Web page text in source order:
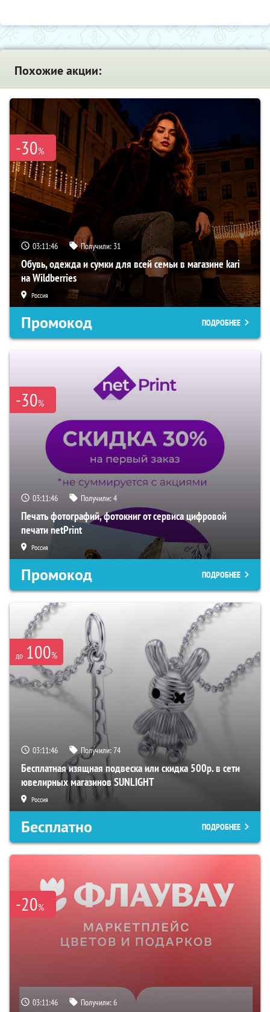
Похожие акции:
-30%
03:11:45 Получили: 31
Обувь, одежда и сумки для всей семьи в магазине kari
на Wildberries
Россия
Промокод ПОДРОБНЕЕ
-30%
03:11:45 Получили:4
Печать фотографий, фотокниг от сервиса цифровой
печати netPrint
Россия
Промокод ПОДРОБНЕЕ
до 100%
03:11:45 Получили:74
Бесплатная изящная подвеска или скидка 500р. в сети
ювелирных магазинов SUNLIGHT
Россия
Бесплатно ПОДРОБНЕЕ
-20%
03:11:45 Получили:6